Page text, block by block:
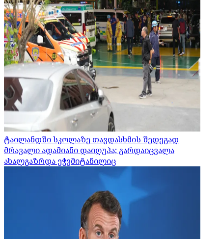
ტაილანდში სკოლაზე თავდასხმის შედეგად
მრავალი ადამიანი დაიღუპა; გარდაიცვალა
ახალგაზრდა ეჭვმიტანილიც